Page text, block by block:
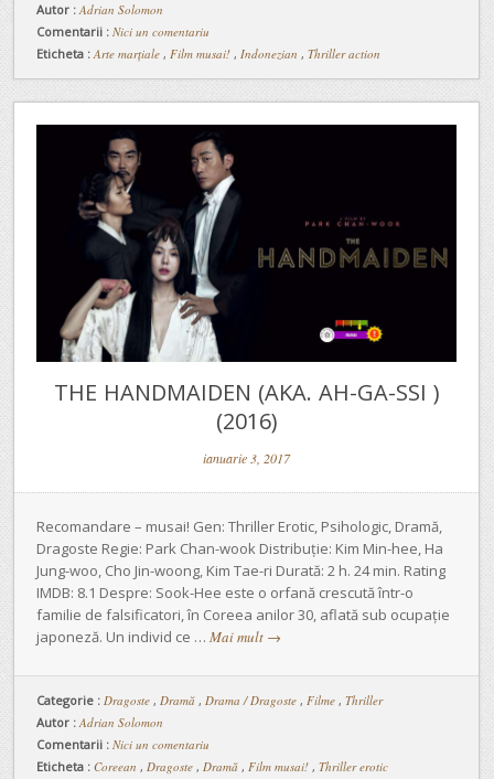
Autor : Adrian Solomon
Comentarii : Nici un comentariu
Eticheta : Arte marțiale , Film musai! , Indonezian , Thriller action
THE HANDMAIDEN (AKA. AH-GA-SSI )
(2016)
ianuarie 3, 2017
Recomandare – musai! Gen: Thriller Erotic, Psihologic, Dramă,
Dragoste Regie: Park Chan-wook Distribuție: Kim Min-hee, Ha
Jung-woo, Cho Jin-woong, Kim Tae-ri Durată: 2 h. 24 min. Rating
IMDB: 8.1 Despre: Sook-Hee este o orfană crescută într-o
familie de falsificatori, în Coreea anilor 30, aflată sub ocupație
japoneză. Un individ ce … Mai mult →
Categorie : Dragoste , Dramă , Drama / Dragoste , Filme , Thriller
Autor : Adrian Solomon
Comentarii : Nici un comentariu
Eticheta : Coreean , Dragoste , Dramă , Film musai! , Thriller erotic